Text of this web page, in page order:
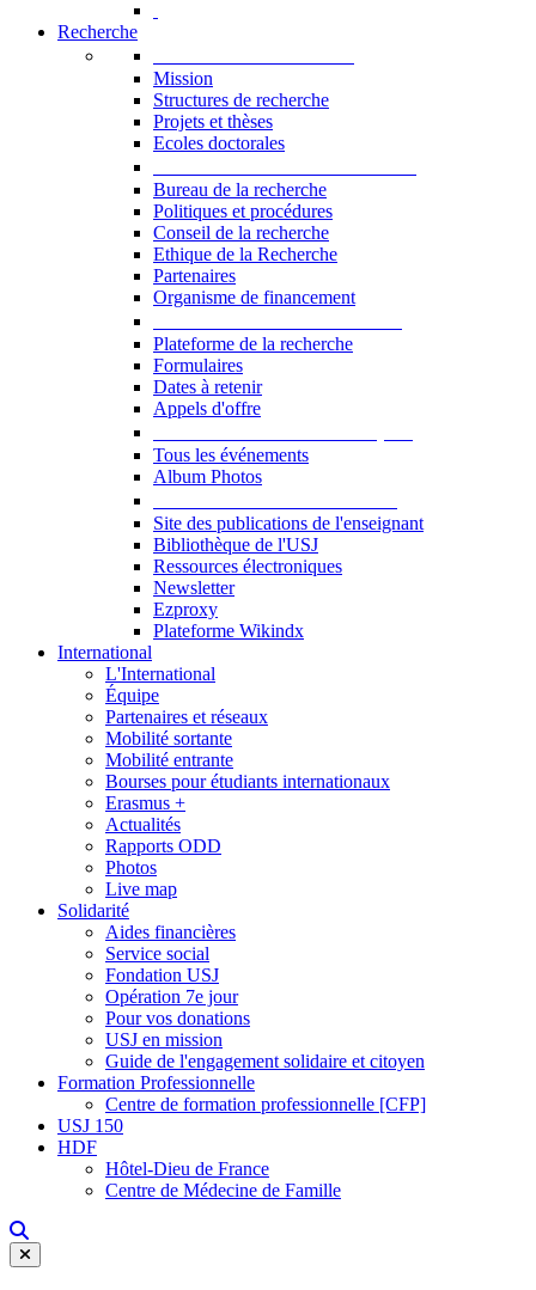
Recherche
Mission
Structures de recherche
Projets et thèses
Ecoles doctorales
Bureau de la recherche
Politiques et procédures
Conseil de la recherche
Ethique de la Recherche
Partenaires
Organisme de financement
Plateforme de la recherche
Formulaires
Dates à retenir
Appels d'offre
Tous les événements
Album Photos
Site des publications de l'enseignant
Bibliothèque de l'USJ
Ressources électroniques
Newsletter
Ezproxy
Plateforme Wikindx
International
L'International
Équipe
Partenaires et réseaux
Mobilité sortante
Mobilité entrante
Bourses pour étudiants internationaux
Erasmus +
Actualités
Rapports ODD
Photos
Live map
Solidarité
Aides financières
Service social
Fondation USJ
Opération 7e jour
Pour vos donations
USJ en mission
Guide de l'engagement solidaire et citoyen
Formation Professionnelle
Centre de formation professionnelle [CFP]
USJ 150
HDF
Hôtel-Dieu de France
Centre de Médecine de Famille